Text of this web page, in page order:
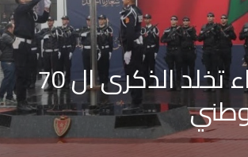
بحضور وازن..ولاية أمن الدار البيضاء تخلد الذكرى ال 70